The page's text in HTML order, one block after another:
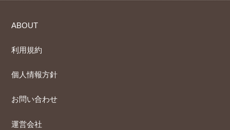
ABOUT
利用規約
個人情報方針
お問い合わせ
運営会社